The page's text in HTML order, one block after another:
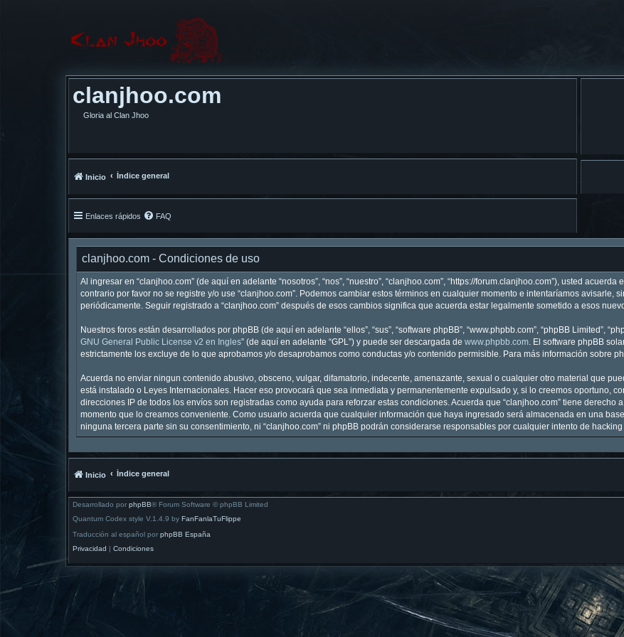
clanjhoo.com
Gloria al Clan Jhoo
Inicio Índice general
Enlaces rápidos FAQ
clanjhoo.com - Condiciones de uso
Al ingresar en “clanjhoo.com” (de aquí en adelante “nosotros”, “nos”, “nuestro”, “clanjhoo.com”, “https://forum.clanjhoo.com”), usted
contrario por favor no se registre y/o use “clanjhoo.com”. Podemos cambiar estos términos en cualquier momento e intentaríamos avisarle,
periódicamente. Seguir registrado a “clanjhoo.com” después de esos cambios significa que acuerda estar legalmente sometido a esos
Nuestros foros están desarrollados por phpBB (de aquí en adelante “ellos”, “sus”, “software phpBB”, “www.phpbb.com”, “phpBB Limited”,
GNU General Public License v2 en Ingles” (de aquí en adelante “GPL”) y puede ser descargada de www.phpbb.com. El software phpBB
estrictamente los excluye de lo que aprobamos y/o desaprobamos como conductas y/o contenido permisible. Para más información sobre
Acuerda no enviar ningun contenido abusivo, obsceno, vulgar, difamatorio, indecente, amenazante, sexual o cualquier otro material que
está instalado o Leyes Internacionales. Hacer eso provocará que sea inmediata y permanentemente expulsado y, si lo creemos oportuno,
direcciones IP de todos los envíos son registradas como ayuda para reforzar estas condiciones. Acuerda que “clanjhoo.com” tiene derecho
momento que lo creamos conveniente. Como usuario acuerda que cualquier información que haya ingresado será almacenada en una
ninguna tercera parte sin su consentimiento, ni “clanjhoo.com” ni phpBB podrán considerarse responsables por cualquier intento de
Inicio Índice general
Desarrollado por phpBB® Forum Software © phpBB Limited
Quantum Codex style V.1.4.9 by FanFanlaTuFlippe
Traducción al español por phpBB España
Privacidad | Condiciones